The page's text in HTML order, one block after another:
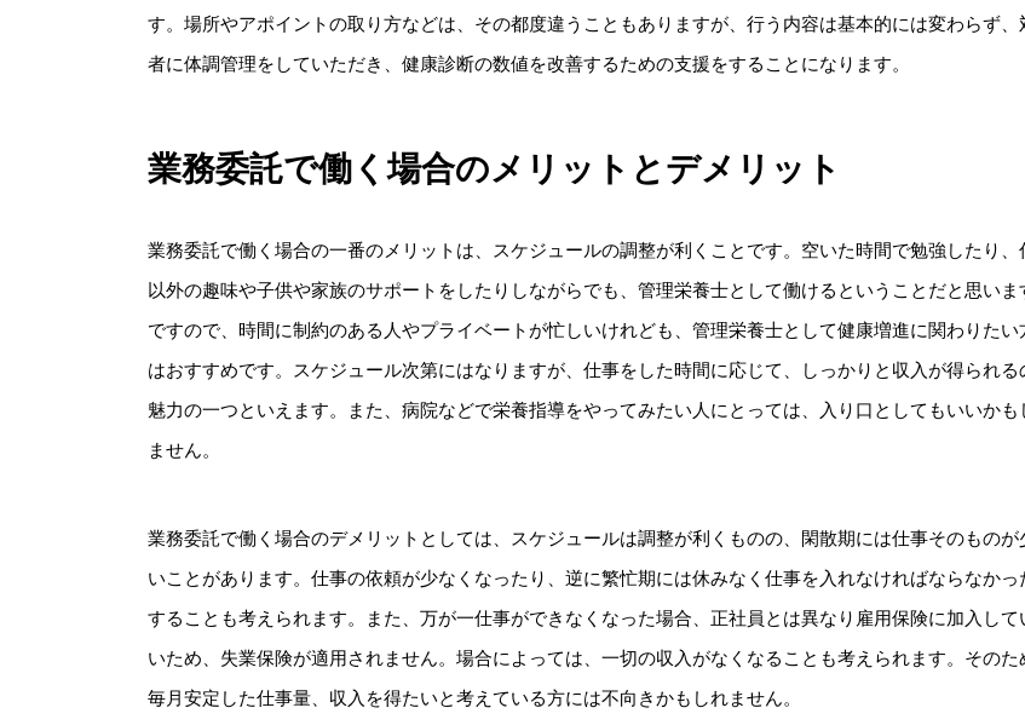
す。場所やアポイントの取り方などは、その都度違うこともありますが、行う内容は基本的には変わらず、
者に体調管理をしていただき、健康診断の数値を改善するための支援をすることになります。
業務委託で働く場合のメリットとデメリット
業務委託で働く場合の一番のメリットは、スケジュールの調整が利くことです。空いた時間で勉強したり、
以外の趣味や子供や家族のサポートをしたりしながらでも、管理栄養士として働けるということだと思いま
ですので、時間に制約のある人やプライベートが忙しいけれども、管理栄養士として健康増進に関わりたい
はおすすめです。スケジュール次第にはなりますが、仕事をした時間に応じて、しっかりと収入が得られる
魅力の一つといえます。また、病院などで栄養指導をやってみたい人にとっては、入り口としてもいいかも
ません。
業務委託で働く場合のデメリットとしては、スケジュールは調整が利くものの、閑散期には仕事そのものが
いことがあります。仕事の依頼が少なくなったり、逆に繁忙期には休みなく仕事を入れなければならなかっ
することも考えられます。また、万が一仕事ができなくなった場合、正社員とは異なり雇用保険に加入して
いため、失業保険が適用されません。場合によっては、一切の収入がなくなることも考えられます。そのた
毎月安定した仕事量、収入を得たいと考えている方には不向きかもしれません。